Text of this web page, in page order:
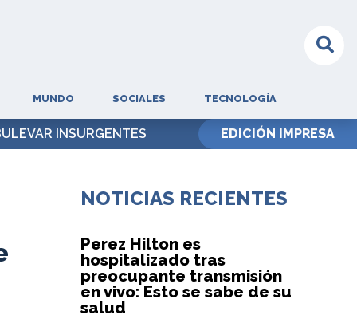
MUNDO SOCIALES TECNOLOGÍA
INSURGENTES EDICIÓN IMPRESA
NOTICIAS RECIENTES
Perez Hilton es
hospitalizado tras
preocupante transmisión
en vivo: Esto se sabe de su
salud